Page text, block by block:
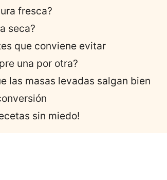
fresca?
seca?
que conviene evitar
una por otra?
las masas levadas salgan bien
sin miedo!